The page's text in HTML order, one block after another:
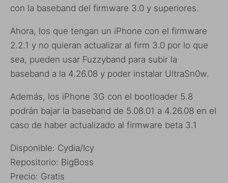
con la baseband del firmware 3.0 y superiores.
Ahora, los que tengan un iPhone con el firmware
2.2.1 y no quieran actualizar al firm 3.0 por lo que
sea, pueden usar Fuzzyband para subir la
baseband a la 4.26.08 y poder instalar UltraSn0w.
Además, los iPhone 3G con el bootloader 5.8
podrán bajar la baseband de 5.08.01 a 4.26.08 en el
caso de haber actualizado al firmware beta 3.1
Disponible: Cydia/Icy
Repositorio: BigBoss
Precio: Gratis